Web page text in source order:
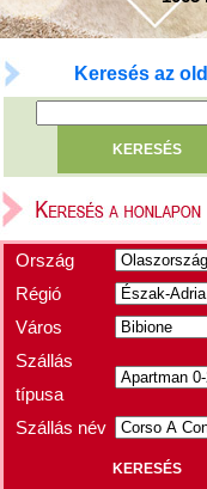
Keresés az
Ország
Régió
Város
Szállás
típusa
Szállás név